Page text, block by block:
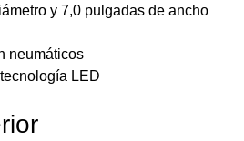
y 7,0 pulgadas de ancho
neumáticos
LED